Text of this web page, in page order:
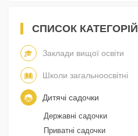
СПИСОК КАТЕГОРІЙ
Заклади вищої освіти
Школи загальноосвітні
Дитячі садочки
Державні садочки
Приватні садочки